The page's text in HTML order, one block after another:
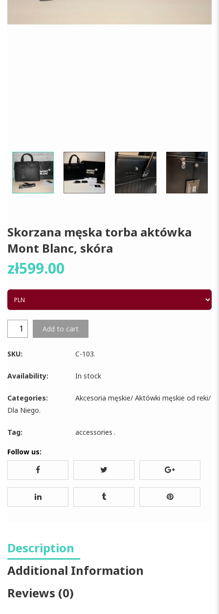
Skorzana męska torba aktówka
Mont Blanc, skóra
zł599.00
Add to cart
SKU: C-103.
Availability: In stock
Categories: Akcesoria męskie/ Aktówki męskie od reki/
Dla Niego.
Tag: accessories .
Follow us:
Description
Additional Information
Reviews (0)